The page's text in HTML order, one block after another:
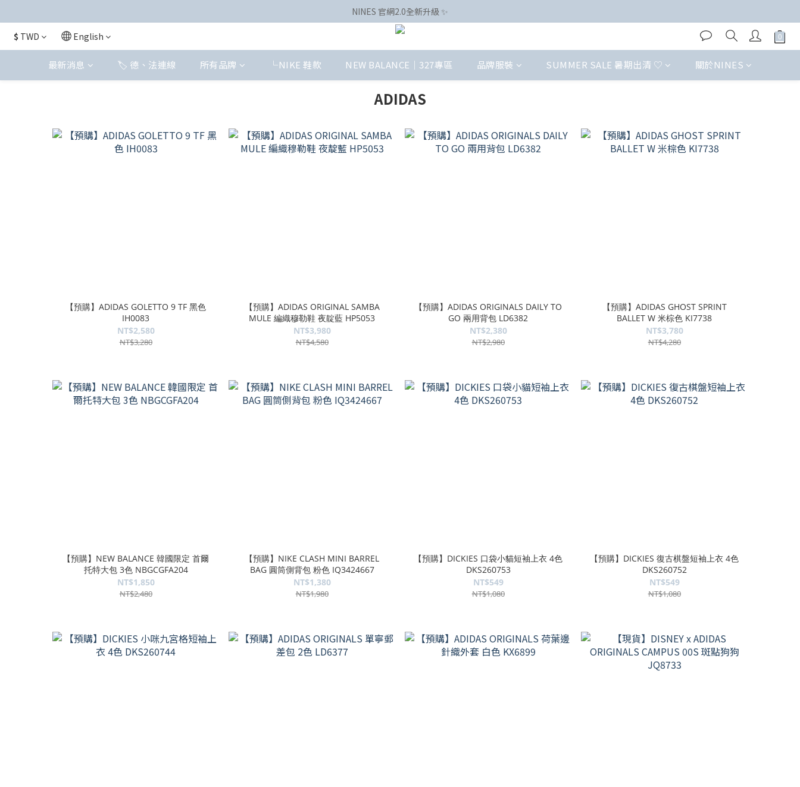
NINES 官網2.0全新升級 ✨
$ TWD English
最新消息 🏷️ 德、法連線 所有品牌 └NIKE 鞋款 NEW BALANCE｜327專區 品牌服裝 SUMMER SALE 暑期出清 ♡ 關於NINES
ADIDAS
【預購】ADIDAS GOLETTO 9 TF 黑色
IH0083
NT$2,580
NT$3,280
【預購】ADIDAS ORIGINAL SAMBA
MULE 編織穆勒鞋 夜靛藍 HP5053
NT$3,980
NT$4,580
【預購】ADIDAS ORIGINALS DAILY TO
GO 兩用背包 LD6382
NT$2,380
NT$2,980
【預購】ADIDAS GHOST SPRINT
BALLET W 米棕色 KI7738
NT$3,780
NT$4,280
【預購】NEW BALANCE 韓國限定 首爾
托特大包 3色 NBGCGFA204
NT$1,850
NT$2,480
【預購】NIKE CLASH MINI BARREL
BAG 圓筒側背包 粉色 IQ3424667
NT$1,380
NT$1,980
【預購】DICKIES 口袋小貓短袖上衣 4色
DKS260753
NT$549
NT$1,080
【預購】DICKIES 復古棋盤短袖上衣 4色
DKS260752
NT$549
NT$1,080